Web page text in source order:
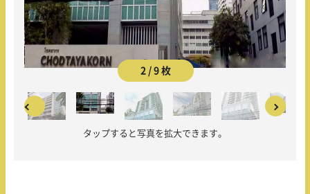
2 / 9 枚
タップすると写真を拡大できます。